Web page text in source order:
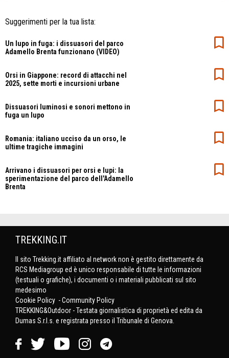
Suggerimenti per la tua lista:
Un lupo in fuga: i dissuasori del parco
Adamello Brenta funzionano (VIDEO)
Orsi in Giappone: record di attacchi nel
2025, sette morti e incursioni urbane
Dissuasori luminosi e sonori mettono in
fuga un lupo
Romania: italiano ucciso da un orso, le
ultime tragiche immagini
Arrivano i dissuasori per orsi e lupi: la
sperimentazione del parco dell'Adamello
Brenta
TREKKING.IT
Il sito Trekking.it affiliato al network non è gestito direttamente da
RCS Mediagroup ed è unico responsabile di tutte le informazioni
(testuali o grafiche), i documenti o i materiali pubblicati sul sito
medesimo
Cookie Policy -Community Policy
TREKKING&Outdoor - Testata giornalistica di proprietà ed edita da
Dumas S.r.l.s. e registrata presso il Tribunale di Genova.